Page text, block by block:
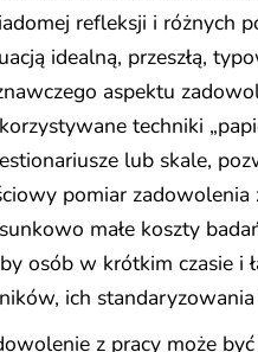
refleksji i różnych
idealną, przeszłą,
aspektu
techniki
lub skale,
pomiar zadowolenia
małe koszty
osób w krótkim czasie i
ich
z pracy może